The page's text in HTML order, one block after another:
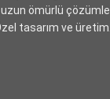
uzun ömürlü
tasarım ve üretim.